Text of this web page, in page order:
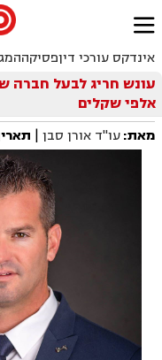

אינדקס עורכי דיןפסיקה
עונש חריג לבעל חברה
אלפי שקלים
מאת:עו"ד אורן סבן |